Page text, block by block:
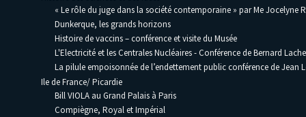
« Le rôle du juge dans la société contemporaine » par Me Jocelyne
Dunkerque, les grands horizons
Histoire de vaccins – conférence et visite du Musée
L'Electricité et les Centrales Nucléaires - Conférence de Bernard
La pilule empoisonnée de l’endettement public conférence de Jean
Ile de France/ Picardie
Bill VIOLA au Grand Palais à Paris
Compiègne, Royal et Impérial